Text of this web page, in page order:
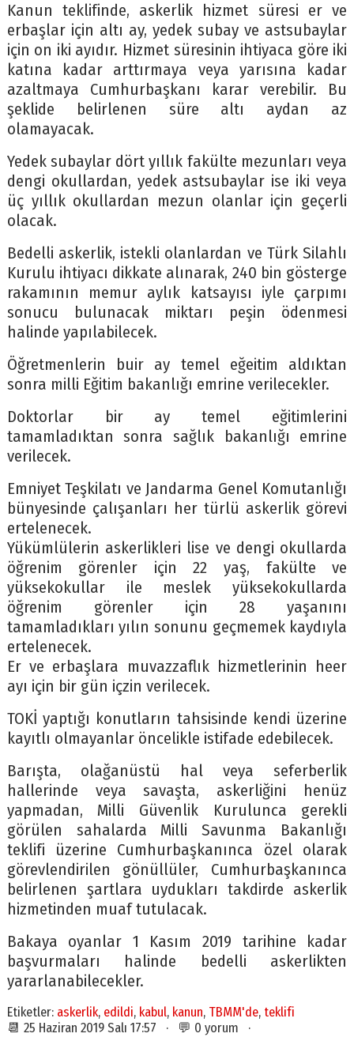
Kanun teklifinde, askerlik hizmet süresi er ve
erbaşlar için altı ay, yedek subay ve astsubaylar
için on iki ayıdır. Hizmet süresinin ihtiyaca göre iki
katına kadar arttırmaya veya yarısına kadar
azaltmaya Cumhurbaşkanı karar verebilir. Bu
şeklide belirlenen süre altı aydan az
olamayacak.
Yedek subaylar dört yıllık fakülte mezunları veya
dengi okullardan, yedek astsubaylar ise iki veya
üç yıllık okullardan mezun olanlar için geçerli
olacak.
Bedelli askerlik, istekli olanlardan ve Türk Silahlı
Kurulu ihtiyacı dikkate alınarak, 240 bin gösterge
rakamının memur aylık katsayısı iyle çarpımı
sonucu bulunacak miktarı peşin ödenmesi
halinde yapılabilecek.
Öğretmenlerin buir ay temel eğeitim aldıktan
sonra milli Eğitim bakanlığı emrine verilecekler.
Doktorlar bir ay temel eğitimlerini
tamamladıktan sonra sağlık bakanlığı emrine
verilecek.
Emniyet Teşkilatı ve Jandarma Genel Komutanlığı
bünyesinde çalışanları her türlü askerlik görevi
ertelenecek.
Yükümlülerin askerlikleri lise ve dengi okullarda
öğrenim görenler için 22 yaş, fakülte ve
yüksekokullar ile meslek yüksekokullarda
öğrenim görenler için 28 yaşanını
tamamladıkları yılın sonunu geçmemek kaydıyla
ertelenecek.
Er ve erbaşlara muvazzaflık hizmetlerinin heer
ayı için bir gün içzin verilecek.
TOKİ yaptığı konutların tahsisinde kendi üzerine
kayıtlı olmayanlar öncelikle istifade edebilecek.
Barışta, olağanüstü hal veya seferberlik
hallerinde veya savaşta, askerliğini henüz
yapmadan, Milli Güvenlik Kurulunca gerekli
görülen sahalarda Milli Savunma Bakanlığı
teklifi üzerine Cumhurbaşkanınca özel olarak
görevlendirilen gönüllüler, Cumhurbaşkanınca
belirlenen şartlara uydukları takdirde askerlik
hizmetinden muaf tutulacak.
Bakaya oyanlar 1 Kasım 2019 tarihine kadar
başvurmaları halinde bedelli askerlikten
yararlanabilecekler.
Etiketler: askerlik, edildi, kabul, kanun, TBMM'de, teklifi
📆 25 Haziran 2019 Salı 17:57 · 💬 0 yorum ·